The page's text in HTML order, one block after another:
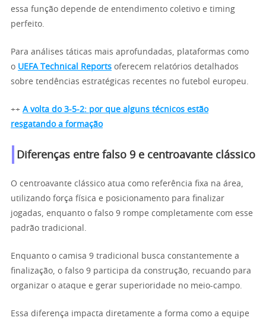
essa função depende de entendimento coletivo e timing
perfeito.
Para análises táticas mais aprofundadas, plataformas como
o UEFA Technical Reports oferecem relatórios detalhados
sobre tendências estratégicas recentes no futebol europeu.
++ A volta do 3-5-2: por que alguns técnicos estão
resgatando a formação
Diferenças entre falso 9 e centroavante clássico
O centroavante clássico atua como referência fixa na área,
utilizando força física e posicionamento para finalizar
jogadas, enquanto o falso 9 rompe completamente com esse
padrão tradicional.
Enquanto o camisa 9 tradicional busca constantemente a
finalização, o falso 9 participa da construção, recuando para
organizar o ataque e gerar superioridade no meio-campo.
Essa diferença impacta diretamente a forma como a equipe